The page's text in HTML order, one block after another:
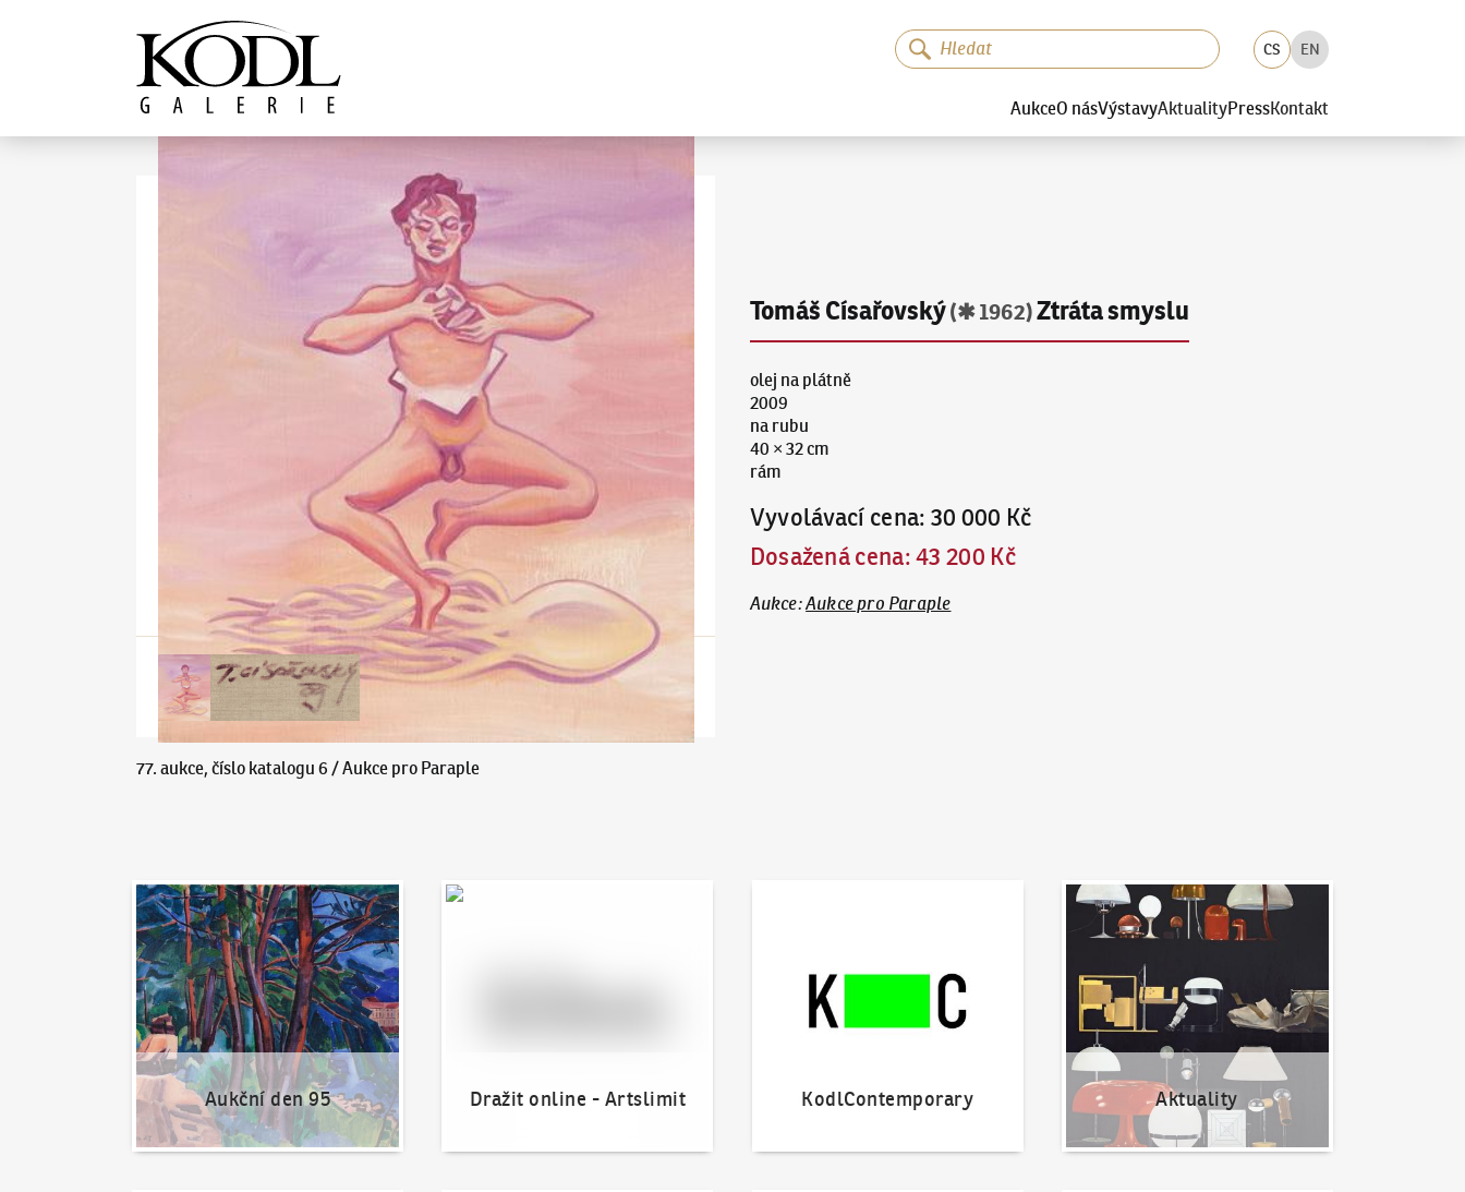
Galerie KODL
CS EN
AukceO násVýstavyAktualityPressKontakt
Tomáš Císařovský(✱ 1962)Ztráta smyslu
olej na plátně
2009
na rubu
40 × 32 cm
rám
Vyvolávací cena: 30 000 Kč
Dosažená cena:43 200 Kč
Aukce:Aukce pro Paraple
77. aukce, číslo katalogu 6 / Aukce pro Paraple
Aukční den 95
Aukční den 95
Dražit online - Artslimit
Dražit online - Artslimit
KodlContemporary Aktuality
Aktuality